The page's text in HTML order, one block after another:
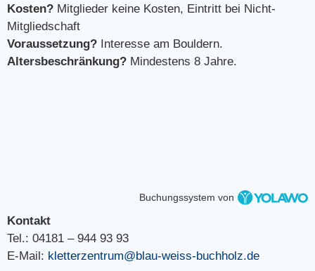
Kosten? Mitglieder keine Kosten, Eintritt bei Nicht-
Mitgliedschaft
Voraussetzung? Interesse am Bouldern.
Altersbeschränkung? Mindestens 8 Jahre.
Buchungssystem von
Kontakt
Tel.: 04181 – 944 93 93
E-Mail: kletterzentrum@blau-weiss-buchholz.de